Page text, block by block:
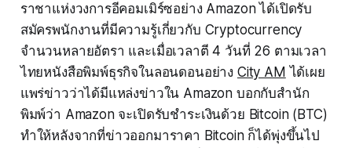
ราชาแห่งวงการอีคอมเมิร์ซอย่าง Amazon ได้เปิดรับ
สมัครพนักงานที่มีความรู้เกี่ยวกับ Cryptocurrency
จำนวนหลายอัตรา และเมื่อเวลาตี 4 วันที่ 26 ตามเวลา
ไทยหนังสือพิมพ์ธุรกิจในลอนดอนอย่าง City AM ได้เผย
แพร่ข่าวว่าได้มีแหล่งข่าวใน Amazon บอกกับสำนัก
พิมพ์ว่า Amazon จะเปิดรับชำระเงินด้วย Bitcoin (BTC)
ทำให้หลังจากที่ข่าวออกมาราคา Bitcoin ก็ได้พุ่งขึ้นไป